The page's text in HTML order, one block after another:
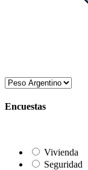
Encuestas
Vivienda
Seguridad